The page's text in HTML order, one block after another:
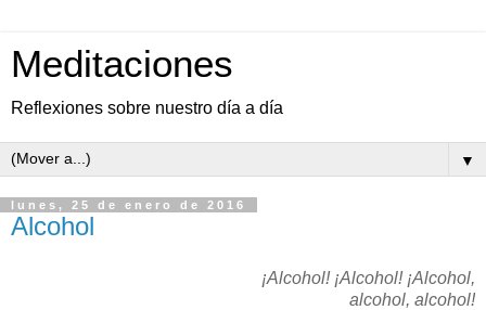
Meditaciones
Reflexiones sobre nuestro día a día
▼
lunes, 25 de enero de 2016
Alcohol
¡Alcohol! ¡Alcohol! ¡Alcohol,
alcohol, alcohol!